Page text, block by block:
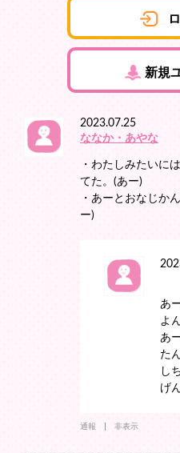
新規
2023.07.25
ななか・あやな
・わたしみたいに
てた。(あー)
・あーとおなじか
ー)
あ
よ
あ
た
し
げ
通報 非表示